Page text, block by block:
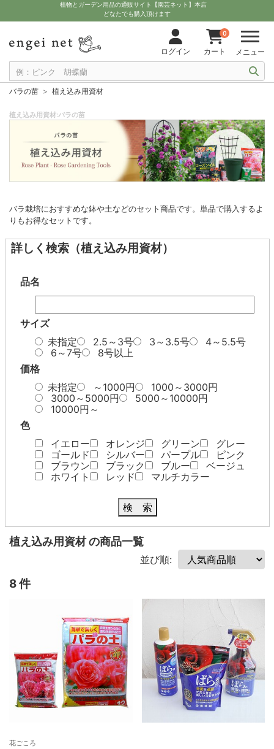
植物とガーデン用品の通販サイト【園芸ネット】本店
どなたでも購入頂けます
ログイン
0
カート メニュー
バラの苗 植え込み用資材
植え込み用資材:バラの苗
バラ栽培におすすめな鉢や土などのセット商品です。単品で購入するよ
りもお得なセットです。
詳しく検索（植え込み用資材）
品名
サイズ
未指定
2.5～3号 3～3.5号
4～5.5号
6～7号
8号以上
価格
未指定
～1000円
1000～3000円
3000～5000円
5000～10000円
10000円～
色
イエロー
オレンジ グリーン
グレー
ゴールド
シルバー パープル
ピンク
ブラウン
ブラック ブルー
ベージュ
ホワイト
レッド マルチカラー
検 索
植え込み用資材 の商品一覧
並び順:
8 件
花ごころ